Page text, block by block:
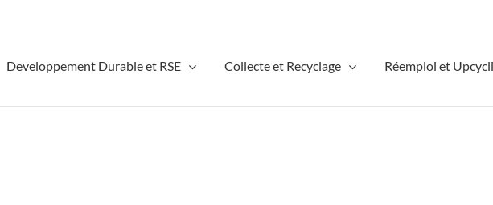
Developpement Durable et RSE Collecte et Recyclage Réemploi et